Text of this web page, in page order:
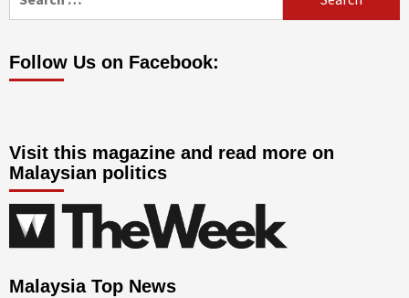
for:
Follow Us on Facebook:
Visit this magazine and read more on
Malaysian politics
Malaysia Top News